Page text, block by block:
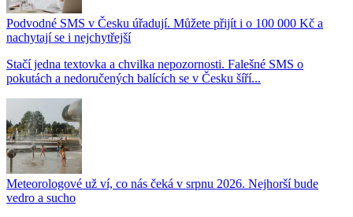
Podvodné SMS v Česku úřadují. Můžete přijít i o 100 000 Kč a
nachytají se i nejchytřejší
Stačí jedna textovka a chvilka nepozornosti. Falešné SMS o
pokutách a nedoručených balících se v Česku šíří...
Meteorologové už ví, co nás čeká v srpnu 2026. Nejhorší bude
vedro a sucho